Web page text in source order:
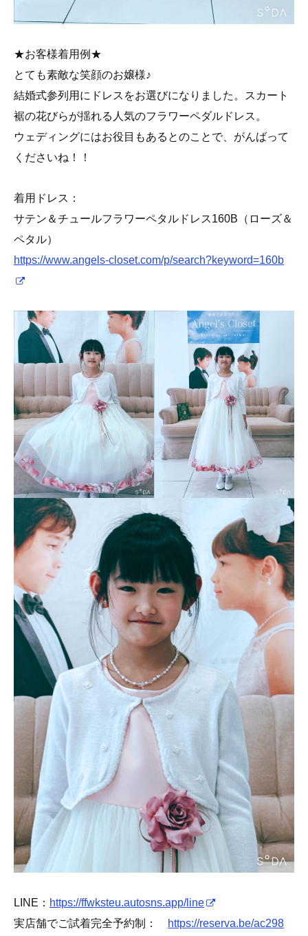
★お客様着用例★
とても素敵な笑顔のお嬢様♪
結婚式参列用にドレスをお選びになりました。スカート
裾の花びらが揺れる人気のフラワーペダルドレス。
ウェディングにはお役目もあるとのことで、がんばって
くださいね！！
着用ドレス：
サテン＆チュールフラワーペタルドレス160B（ローズ＆
ペタル）
https://www.angels-closet.com/p/search?keyword=160b
LINE： https://ffwksteu.autosns.app/line
実店舗でご試着完全予約制：
https://reserva.be/ac298